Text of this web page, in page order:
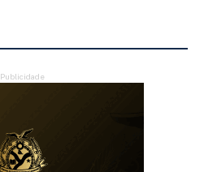
Publicidade